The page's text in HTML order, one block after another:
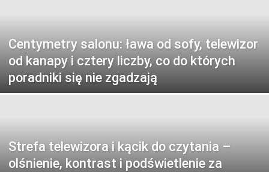
Centymetry salonu: ława od sofy, telewizor
od kanapy i cztery liczby, co do których
poradniki się nie zgadzają
Strefa telewizora i kącik do czytania –
olśnienie, kontrast i podświetlenie za